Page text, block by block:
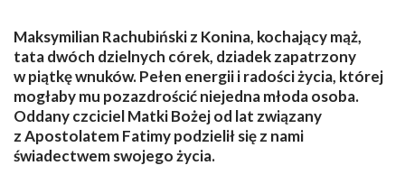
Maksymilian Rachubiński z Konina, kochający mąż,
tata dwóch dzielnych córek, dziadek zapatrzony
w piątkę wnuków. Pełen energii i radości życia, której
mogłaby mu pozazdrościć niejedna młoda osoba.
Oddany czciciel Matki Bożej od lat związany
z Apostolatem Fatimy podzielił się z nami
świadectwem swojego życia.